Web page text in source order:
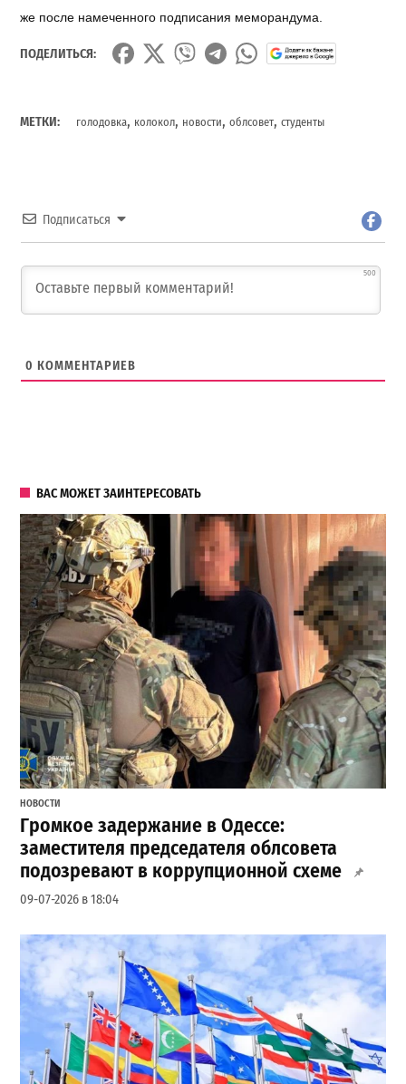
же после намеченного подписания меморандума.
ПОДЕЛИТЬСЯ:
МЕТКИ: голодовка, колокол, новости,облсовет,студенты
Подписаться
500
0 КОММЕНТАРИЕВ
ВАС МОЖЕТ ЗАИНТЕРЕСОВАТЬ
НОВОСТИ
Громкое задержание в Одессе:
заместителя председателя облсовета
подозревают в коррупционной схеме
09-07-2026 в 18:04